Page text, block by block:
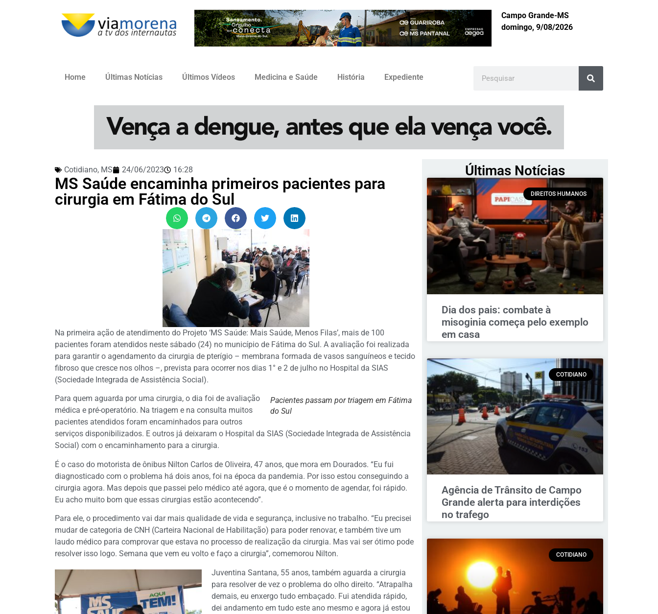
Campo Grande-MS
domingo, 9/08/2026
Home Últimas Notícias Últimos Vídeos Medicina e Saúde História Expediente
Cotidiano, MS 24/06/2023 16:28
MS Saúde encaminha primeiros pacientes para
cirurgia em Fátima do Sul
Na primeira ação de atendimento do Projeto ‘MS Saúde: Mais Saúde, Menos Filas’, mais de 100
pacientes foram atendidos neste sábado (24) no município de Fátima do Sul. A avaliação foi realizada
para garantir o agendamento da cirurgia de pterígio – membrana formada de vasos sanguíneos e tecido
fibroso que cresce nos olhos –, prevista para ocorrer nos dias 1° e 2 de julho no Hospital da SIAS
(Sociedade Integrada de Assistência Social).
Pacientes passam por triagem em Fátima
do Sul
Para quem aguarda por uma cirurgia, o dia foi de avaliação
médica e pré-operatório. Na triagem e na consulta muitos
pacientes atendidos foram encaminhados para outros
serviços disponibilizados. E outros já deixaram o Hospital da SIAS (Sociedade Integrada de Assistência
Social) com o encaminhamento para a cirurgia.
É o caso do motorista de ônibus Nilton Carlos de Oliveira, 47 anos, que mora em Dourados. “Eu fui
diagnosticado com o problema há dois anos, foi na época da pandemia. Por isso estou conseguindo a
cirurgia agora. Mas depois que passei pelo médico até agora, que é o momento de agendar, foi rápido.
Eu acho muito bom que essas cirurgias estão acontecendo”.
Para ele, o procedimento vai dar mais qualidade de vida e segurança, inclusive no trabalho. “Eu precisei
mudar de categoria de CNH (Carteira Nacional de Habilitação) para poder renovar, e também tive um
laudo médico para comprovar que estava no processo de realização da cirurgia. Mas vai ser ótimo pode
resolver isso logo. Semana que vem eu volto e faço a cirurgia”, comemorou Nilton.
Juventina Santana, 55 anos, também aguarda a cirurgia
para resolver de vez o problema do olho direito. “Atrapalha
demais, eu enxergo tudo embaçado. Fui atendida rápido,
dei andamento em tudo este ano mesmo e agora já estou
Últimas Notícias
DIREITOS HUMANOS
Dia dos pais: combate à
misoginia começa pelo exemplo
em casa
COTIDIANO
Agência de Trânsito de Campo
Grande alerta para interdições
no trafego
COTIDIANO